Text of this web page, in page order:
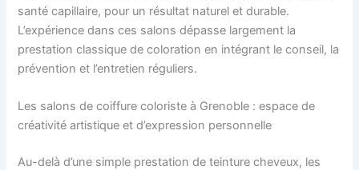
santé capillaire, pour un résultat naturel et durable.
L’expérience dans ces salons dépasse largement la
prestation classique de coloration en intégrant le conseil, la
prévention et l’entretien réguliers.
Les salons de coiffure coloriste à Grenoble : espace de
créativité artistique et d’expression personnelle
Au-delà d’une simple prestation de teinture cheveux, les